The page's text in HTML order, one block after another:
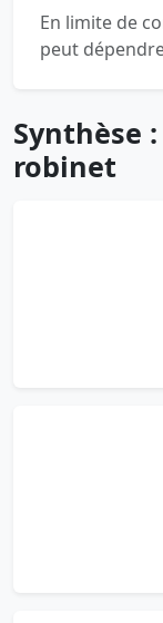
En limite de
peut
Synthèse
robinet